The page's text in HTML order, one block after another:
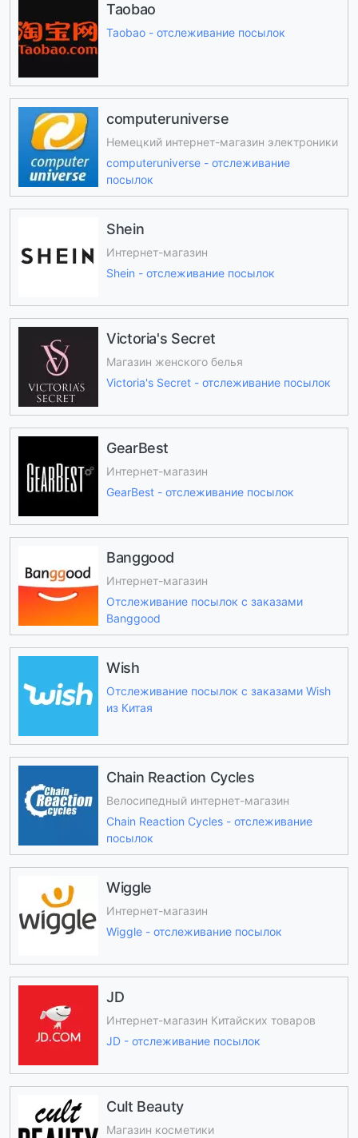
Taobao
Taobao - отслеживание посылок
computeruniverse
Немецкий интернет-магазин электроники
computeruniverse - отслеживание
посылок
Shein
Интернет-магазин
Shein - отслеживание посылок
Victoria's Secret
Магазин женского белья
Victoria's Secret - отслеживание посылок
GearBest
Интернет-магазин
GearBest - отслеживание посылок
Banggood
Интернет-магазин
Отслеживание посылок с заказами
Banggood
Wish
Отслеживание посылок с заказами Wish
из Китая
Chain Reaction Cycles
Велосипедный интернет-магазин
Chain Reaction Cycles - отслеживание
посылок
Wiggle
Интернет-магазин
Wiggle - отслеживание посылок
JD
Интернет-магазин Китайских товаров
JD - отслеживание посылок
Cult Beauty
Магазин косметики